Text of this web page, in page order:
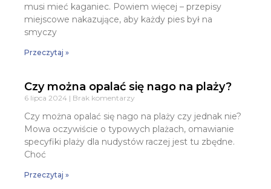
musi mieć kaganiec. Powiem więcej – przepisy
miejscowe nakazujące, aby każdy pies był na
smyczy
Przeczytaj »
Czy można opalać się nago na plaży?
6 lipca 2024 Brak komentarzy
Czy można opalać się nago na plaży czy jednak nie?
Mowa oczywiście o typowych plażach, omawianie
specyfiki plaży dla nudystów raczej jest tu zbędne.
Choć
Przeczytaj »